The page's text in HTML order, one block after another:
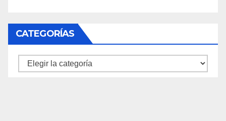
CATEGORÍAS
Categorías